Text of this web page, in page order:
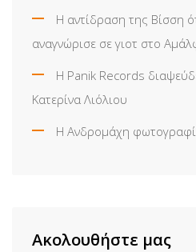
Η αντίδραση της Βίσση
αναγνώρισε σε γιοτ στο
Η Panik Records
Κατερίνα Λιόλιου
Η Ανδρομάχη
Ακολουθήστε μας